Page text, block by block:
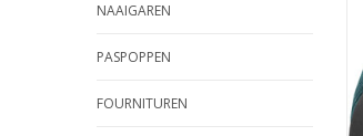
NAAIGAREN
PASPOPPEN
FOURNITUREN